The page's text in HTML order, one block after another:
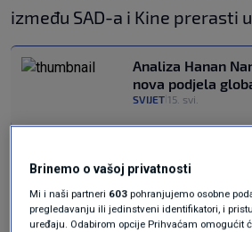
između SAD-a i Kine prerasti
Analiza Hanan
nova podjela
SVIJET 15. svi.
"Kina - sila koja
zaustaviti"
Brinemo o vašoj privatnosti
Mi i naši partneri 603 pohranjujemo osobne
pregledavanju ili jedinstveni identifikatori, i
uređaju. Odabirom opcije Prihvaćam omogućit